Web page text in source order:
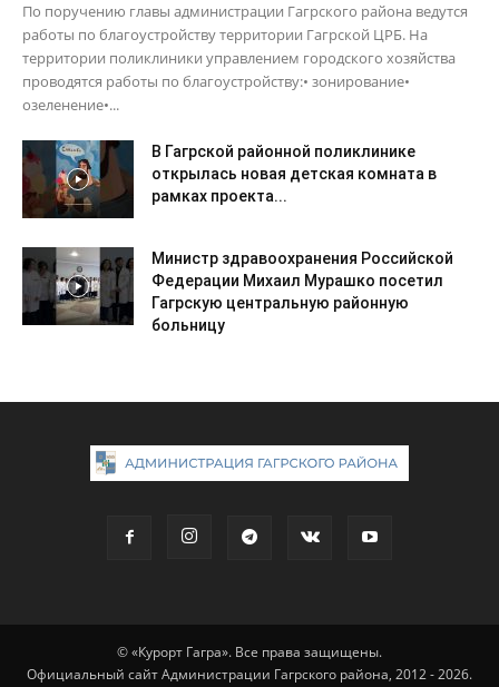
По поручению главы администрации Гагрского района ведутся
работы по благоустройству территории Гагрской ЦРБ. На
территории поликлиники управлением городского хозяйства
проводятся работы по благоустройству:• зонирование•
озеленение•...
В Гагрской районной поликлинике
открылась новая детская комната в
рамках проекта...
Министр здравоохранения Российской
Федерации Михаил Мурашко посетил
Гагрскую центральную районную
больницу
© «Курорт Гагра». Все права защищены.
Официальный сайт Администрации Гагрского района, 2012 - 2026.